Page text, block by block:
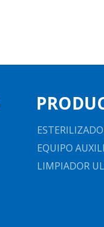
EQUIPO
LIMPIADOR